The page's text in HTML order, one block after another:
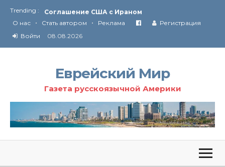
Trending :
Соглашение США с Ираном
Технология Революции в Иране
О нас • Стать автором • Реклама
Регистрация
Войти
08.08.2026
Еврейский Мир
Газета русскоязычной Америки